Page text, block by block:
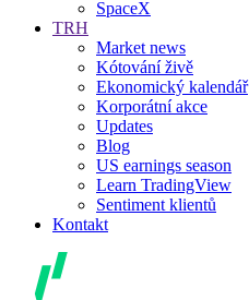
SpaceX
TRH
Market news
Kótování živě
Ekonomický kalendář
Korporátní akce
Updates
Blog
US earnings season
Learn TradingView
Sentiment klientů
Kontakt